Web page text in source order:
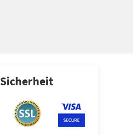
Sicherheit